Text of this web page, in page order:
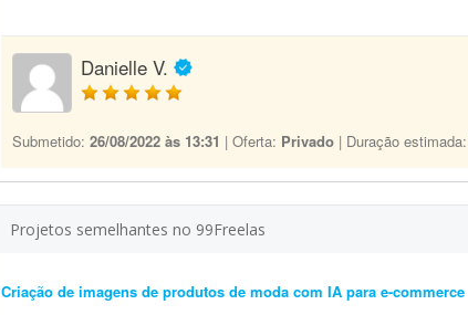
Danielle V.
Submetido: 26/08/2022 às 13:31 | Oferta: Privado | Duração estimada:
Projetos semelhantes no 99Freelas
Criação de imagens de produtos de moda com IA para e-commerce